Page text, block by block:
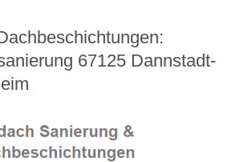
67125 Dannstadt-